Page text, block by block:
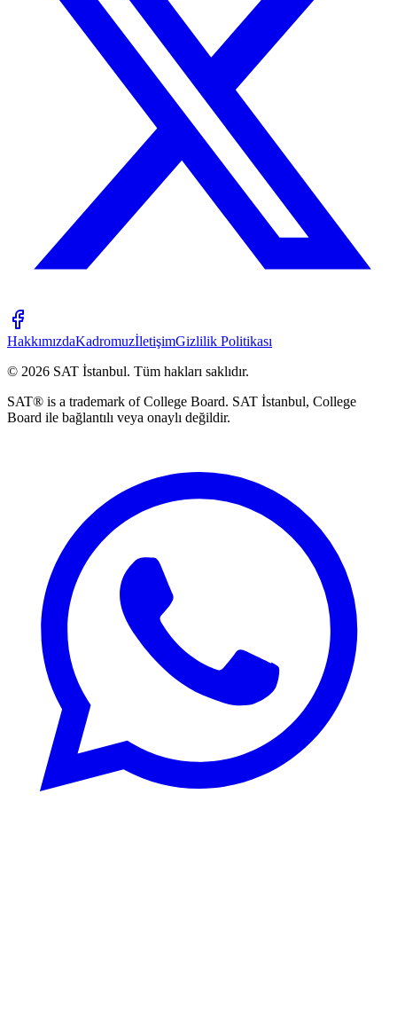
HakkımızdaKadromuzİletişimGizlilik Politikası
© 2026 SAT İstanbul. Tüm hakları saklıdır.
SAT® is a trademark of College Board. SAT İstanbul, College
Board ile bağlantılı veya onaylı değildir.